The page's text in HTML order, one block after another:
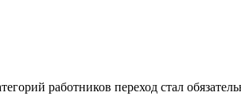
работников переход стал